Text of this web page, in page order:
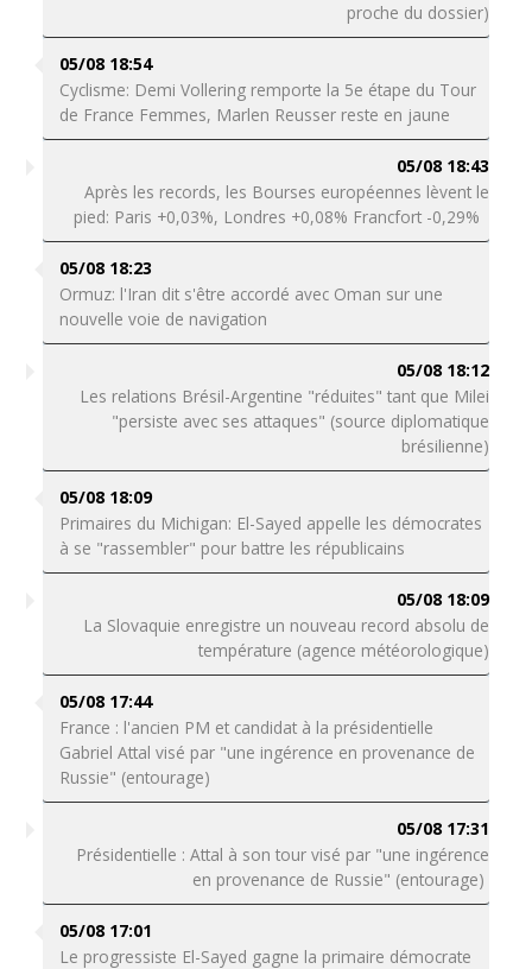
proche du dossier)
05/08 18:54
Cyclisme: Demi Vollering remporte la 5e étape du Tour
de France Femmes, Marlen Reusser reste en jaune
05/08 18:43
Après les records, les Bourses européennes lèvent le
pied: Paris +0,03%, Londres +0,08% Francfort -0,29%
05/08 18:23
Ormuz: l'Iran dit s'être accordé avec Oman sur une
nouvelle voie de navigation
05/08 18:12
Les relations Brésil-Argentine "réduites" tant que Milei
"persiste avec ses attaques" (source diplomatique
brésilienne)
05/08 18:09
Primaires du Michigan: El-Sayed appelle les démocrates
à se "rassembler" pour battre les républicains
05/08 18:09
La Slovaquie enregistre un nouveau record absolu de
température (agence météorologique)
05/08 17:44
France : l'ancien PM et candidat à la présidentielle
Gabriel Attal visé par "une ingérence en provenance de
Russie" (entourage)
05/08 17:31
Présidentielle : Attal à son tour visé par "une ingérence
en provenance de Russie" (entourage)
05/08 17:01
Le progressiste El-Sayed gagne la primaire démocrate